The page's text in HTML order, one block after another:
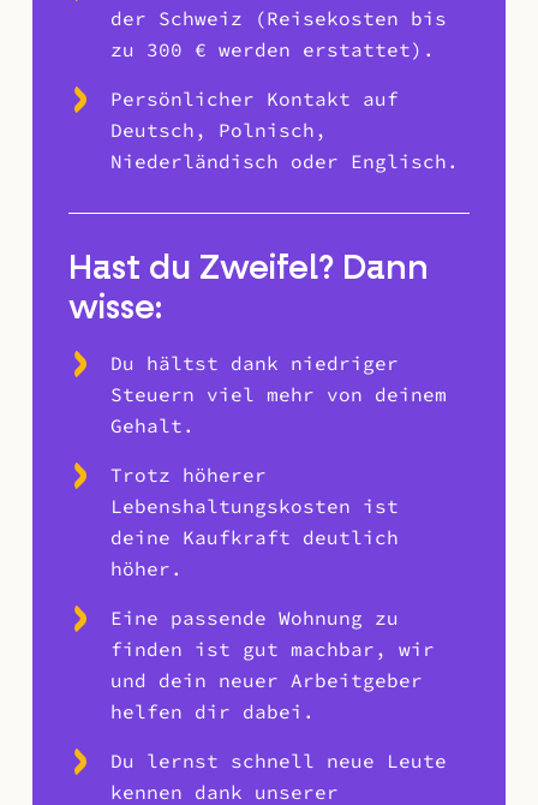
der Schweiz (Reisekosten bis
zu 300 € werden erstattet).
Persönlicher Kontakt auf
Deutsch, Polnisch,
Niederländisch oder Englisch.
Hast du Zweifel? Dann
wisse:
Du hältst dank niedriger
Steuern viel mehr von deinem
Gehalt.
Trotz höherer
Lebenshaltungskosten ist
deine Kaufkraft deutlich
höher.
Eine passende Wohnung zu
finden ist gut machbar, wir
und dein neuer Arbeitgeber
helfen dir dabei.
Du lernst schnell neue Leute
kennen dank unserer